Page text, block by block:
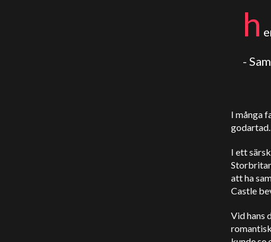
h
- Sam
I många
I ett
att ha
Castle
Vid hans